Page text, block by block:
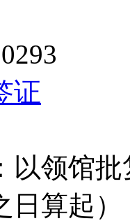
证
以领馆
日算起